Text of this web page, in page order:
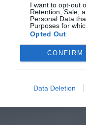
I want to opt-out
Retention, Sale,
Personal Data
Purposes for
Opted Out
CONFIRM
Data Deletion